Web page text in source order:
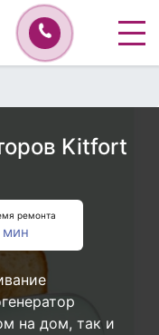
Kitfort
ремонта
мин
на дом, так и